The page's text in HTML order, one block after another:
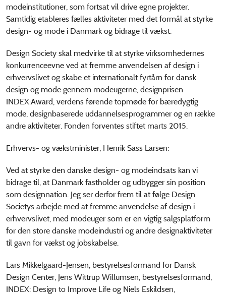
modeinstitutioner, som fortsat vil drive egne projekter.
Samtidig etableres fælles aktiviteter med det formål at styrke
design- og mode i Danmark og bidrage til vækst.
Design Society skal medvirke til at styrke virksomhedernes
konkurrenceevne ved at fremme anvendelsen af design i
erhvervslivet og skabe et internationalt fyrtårn for dansk
design og mode gennem modeugerne, designprisen
INDEX:Award, verdens førende topmøde for bæredygtig
mode, designbaserede uddannelsesprogrammer og en række
andre aktiviteter. Fonden forventes stiftet marts 2015.
Erhvervs- og vækstminister, Henrik Sass Larsen:
Ved at styrke den danske design- og modeindsats kan vi
bidrage til, at Danmark fastholder og udbygger sin position
som designnation. Jeg ser derfor frem til at følge Design
Societys arbejde med at fremme anvendelse af design i
erhvervslivet, med modeuger som er en vigtig salgsplatform
for den store danske modeindustri og andre designaktiviteter
til gavn for vækst og jobskabelse.
Lars Mikkelgaard-Jensen, bestyrelsesformand for Dansk
Design Center, Jens Wittrup Willumsen, bestyrelsesformand,
INDEX: Design to Improve Life og Niels Eskildsen,